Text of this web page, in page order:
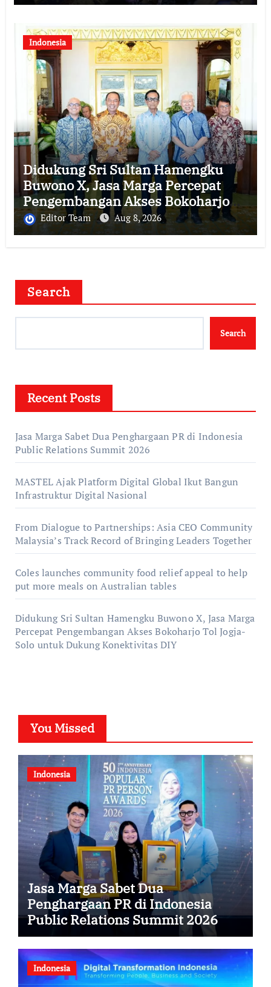
Indonesia
Didukung Sri Sultan Hamengku
Buwono X, Jasa Marga Percepat
Pengembangan Akses Bokoharjo
Tol Jogja-Solo untuk Dukung
Konektivitas DIY
Editor Team Aug 8, 2026
Search
Search
Recent Posts
Jasa Marga Sabet Dua Penghargaan PR di Indonesia
Public Relations Summit 2026
MASTEL Ajak Platform Digital Global Ikut Bangun
Infrastruktur Digital Nasional
From Dialogue to Partnerships: Asia CEO Community
Malaysia’s Track Record of Bringing Leaders Together
Coles launches community food relief appeal to help
put more meals on Australian tables
Didukung Sri Sultan Hamengku Buwono X, Jasa Marga
Percepat Pengembangan Akses Bokoharjo Tol Jogja-
Solo untuk Dukung Konektivitas DIY
You Missed
Indonesia
Jasa Marga Sabet Dua
Penghargaan PR di Indonesia
Public Relations Summit 2026
Indonesia